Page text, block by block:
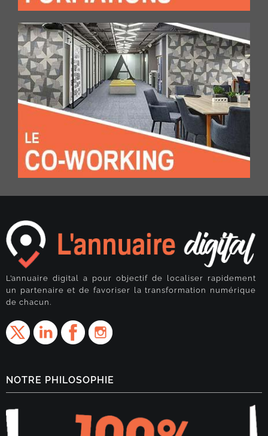
L’annuaire digital a pour objectif de localiser rapidement
un partenaire et de favoriser la transformation numérique
de chacun.
NOTRE PHILOSOPHIE